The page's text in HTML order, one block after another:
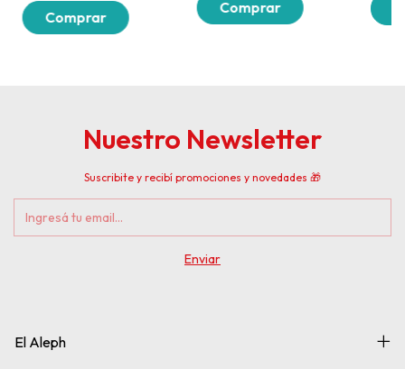
Nuestro Newsletter
Suscribite y recibí promociones y novedades 🎁
El Aleph